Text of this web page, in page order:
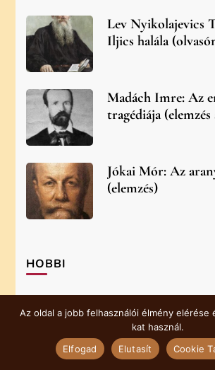
Lev Nyikolajevics
Iljics halála
Madách Imre: Az
tragédiája
Jókai Mór: Az
(elemzés)
HOBBI
Olvasás
Az oldal a jobb felhasználói élmény elérése
kat használ.
Elfogad
Elutasít Cookie